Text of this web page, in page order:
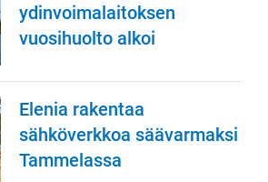
ydinvoimalaitoksen
vuosihuolto alkoi
Elenia rakentaa
sähköverkkoa säävarmaksi
Tammelassa